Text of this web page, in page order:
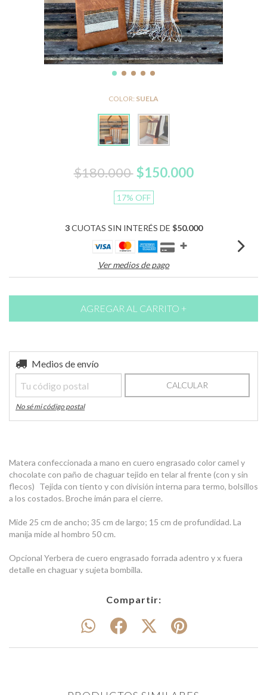
COLOR: SUELA
$180.000 $150.000
17% OFF
3CUOTAS SIN INTERÉS DE $50.000
Ver medios de pago
Entregas para el CP:
Medios de envío
CALCULAR
No sé mi código postal
Matera confeccionada a mano en cuero engrasado color camel y
chocolate con paño de chaguar tejido en telar al frente (con y sin
flecos) Tejida con tiento y con división interna para termo, bolsillos
a los costados. Broche imán para el cierre.
Mide 25 cm de ancho; 35 cm de largo; 15 cm de profundidad. La
manija mide al hombro 50 cm.
Opcional Yerbera de cuero engrasado forrada adentro y x fuera
detalle en chaguar y sujeta bombilla.
Compartir: